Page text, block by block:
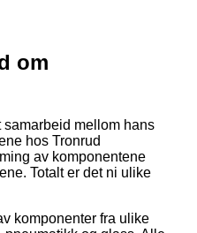
om
samarbeid mellom hans
hos Tronrud
av komponentene
Totalt er det ni ulike
komponenter fra ulike